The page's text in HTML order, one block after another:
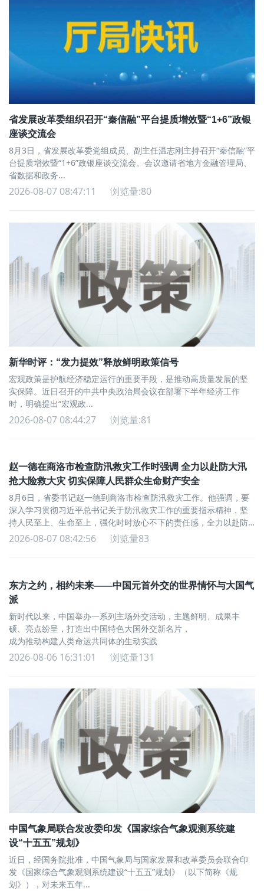
省发展改革委组织召开“秦信融”平台提质增效暨“1+6”政银
座谈交流会
8月3日，省发展改革委党组成员、副主任温志刚主持召开“秦信融”平
台提质增效暨“1+6”政银座谈交流会。会议邀请省地方金融管理局、
省数据和政务...
2026-08-07 08:47:11 浏览量:80
新华时评：“发力提效”释放鲜明政策信号
宏观政策是护航经济稳定运行的重要手段，是推动高质量发展的坚
实保障。近日召开的中共中央政治局会议在部署下半年经济工作
时，明确提出“宏观政...
2026-08-07 08:44:27 浏览量:81
赵一德在商洛市检查防汛救灾工作时强调 全力以赴防大汛
抢大险救大灾 切实保障人民群众生命财产安全
8月6日，省委书记赵一德到商洛市检查防汛救灾工作。他强调，要
深入学习贯彻习近平总书记关于防汛救灾工作的重要指示精神，坚
持人民至上、生命至上，强化时时放心不下的责任感，全力以赴防
大汛抢大险救大灾，切实保障人民群众生命财产安全。
2026-08-07 08:42:56 浏览量83
东方之约，相约未来——中国元首外交的世界情怀与大国气
派
新时代以来，中国举办一系列主场外交活动，主题鲜明、成果丰
硕、亮点纷呈，打造出中国特色大国外交新名片，
成为推动构建人类命运共同体的生动实践
2026-08-06 16:31:01 浏览量131
中国气象局联合发改委印发《国家综合气象观测系统建
设“十五五”规划》
近日，经国务院批准，中国气象局与国家发展和改革委员会联合印
发《国家综合气象观测系统建设“十五五”规划》（以下简称《规
划》），对未来五年...